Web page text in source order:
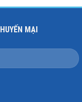
MẠI